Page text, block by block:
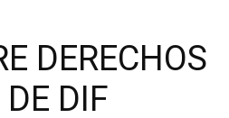
DERECHOS
DIF